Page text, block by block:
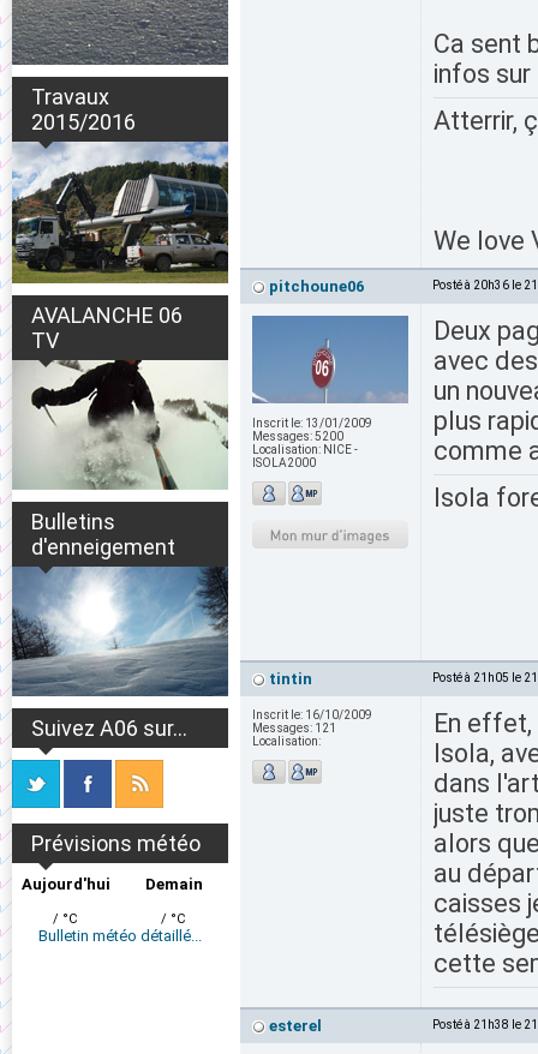
Travaux
2015/2016
AVALANCHE 06
TV
Bulletins
d'enneigement
Suivez A06 sur...
Prévisions météo
Aujourd'hui
/ °C
Demain
/ °C
Bulletin météo détaillé...
Ca sent
infos
Atterrir,
We love
pitchoune06 Posté à 20h36 le
Inscrit le: 13/01/2009
Messages:5200
Localisation: NICE -
ISOLA2000
Deux
avec
un
plus
comme
Isola
tintin Posté à 21h05 le
Inscrit le: 16/10/2009
Messages: 121
Localisation:
En effet,
Isola,
dans
juste
alors
au
caisses
cette
esterel Posté à 21h38 le